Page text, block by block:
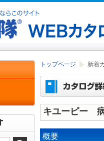
トップページ 新着
キユーピー
概要